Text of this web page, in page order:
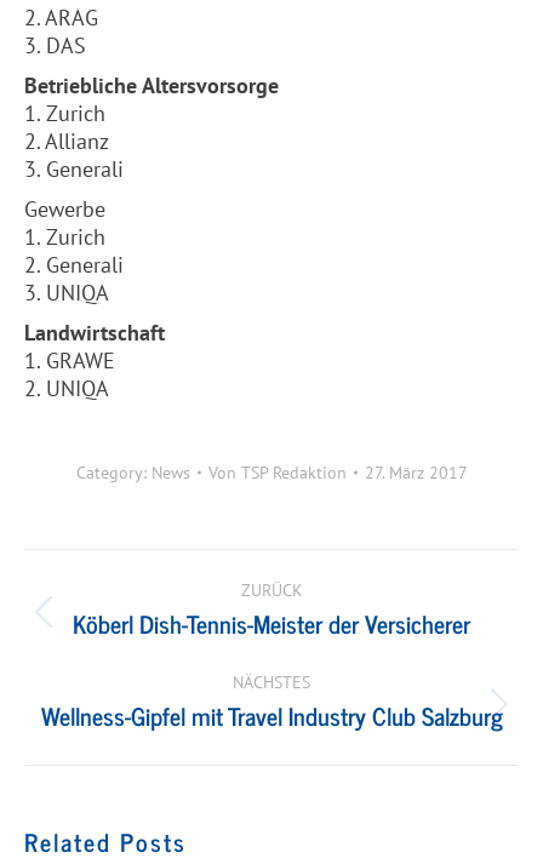
2. ARAG
3. DAS
Betriebliche Altersvorsorge
1. Zurich
2. Allianz
3. Generali
Gewerbe
1. Zurich
2. Generali
3. UNIQA
Landwirtschaft
1. GRAWE
2. UNIQA
Category: News Von TSP Redaktion 27. März 2017
ZURÜCK
Vorheriger
Köberl Dish-Tennis-Meister der Versicherer
NÄCHSTES
Nächster
Wellness-Gipfel mit Travel Industry Club Salzburg
Related Posts